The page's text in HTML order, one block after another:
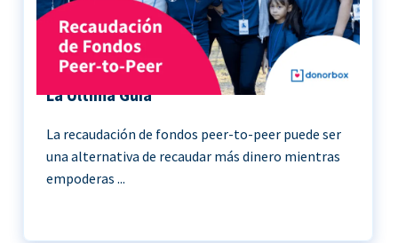
Recaudación de Fondos Peer-to-Peer |
La Última Guía
La recaudación de fondos peer-to-peer puede ser
una alternativa de recaudar más dinero mientras
empoderas ...